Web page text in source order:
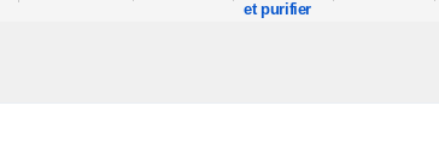
et purifier